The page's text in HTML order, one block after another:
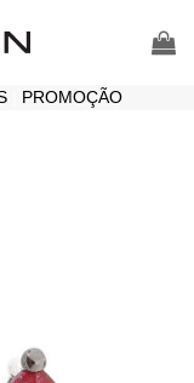
| PROMOÇÃO